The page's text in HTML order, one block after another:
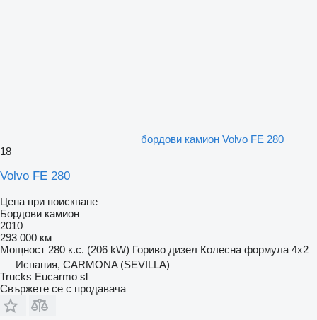
бордови камион Volvo FE 280
18
Volvo FE 280
Цена при поискване
Бордови камион
2010
293 000 км
Мощност 280 к.с. (206 kW) Гориво дизел Колесна формула 4x2
Испания, CARMONA (SEVILLA)
Trucks Eucarmo sl
Свържете се с продавача